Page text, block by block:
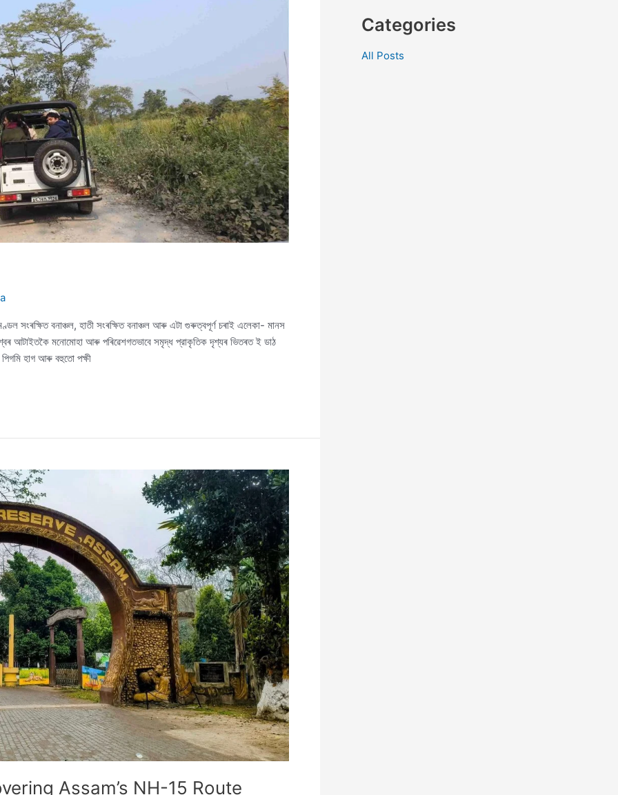
সংৰক্ষিত বনাঞ্চল, হাতী সংৰক্ষিত বনাঞ্চল আৰু এটা গুৰুত্বপূৰ্ণ চৰাই এলেকা- মানস
আটাইতকৈ মনোমোহা আৰু পৰিৱেশগতভাবে সমৃদ্ধ প্রাকৃতিক দৃশ্যৰ ভিতৰত ই ডাঠ
হাগ আৰু বহুতো পক্ষী
Assam’s NH-15 Route
Categories
All Posts